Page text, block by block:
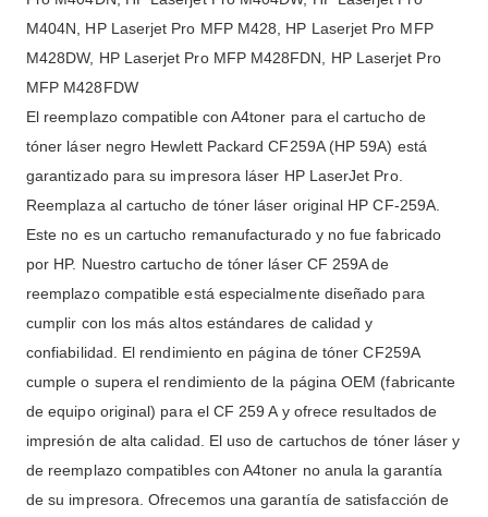
M404N, HP Laserjet Pro MFP M428, HP Laserjet Pro MFP
M428DW, HP Laserjet Pro MFP M428FDN, HP Laserjet Pro
MFP M428FDW
El reemplazo compatible con A4toner para el cartucho de
tóner láser negro Hewlett Packard CF259A (HP 59A) está
garantizado para su impresora láser HP LaserJet Pro.
Reemplaza al cartucho de tóner láser original HP CF-259A.
Este no es un cartucho remanufacturado y no fue fabricado
por HP. Nuestro cartucho de tóner láser CF 259A de
reemplazo compatible está especialmente diseñado para
cumplir con los más altos estándares de calidad y
confiabilidad. El rendimiento en página de tóner CF259A
cumple o supera el rendimiento de la página OEM (fabricante
de equipo original) para el CF 259 A y ofrece resultados de
impresión de alta calidad. El uso de cartuchos de tóner láser y
de reemplazo compatibles con A4toner no anula la garantía
de su impresora. Ofrecemos una garantía de satisfacción de